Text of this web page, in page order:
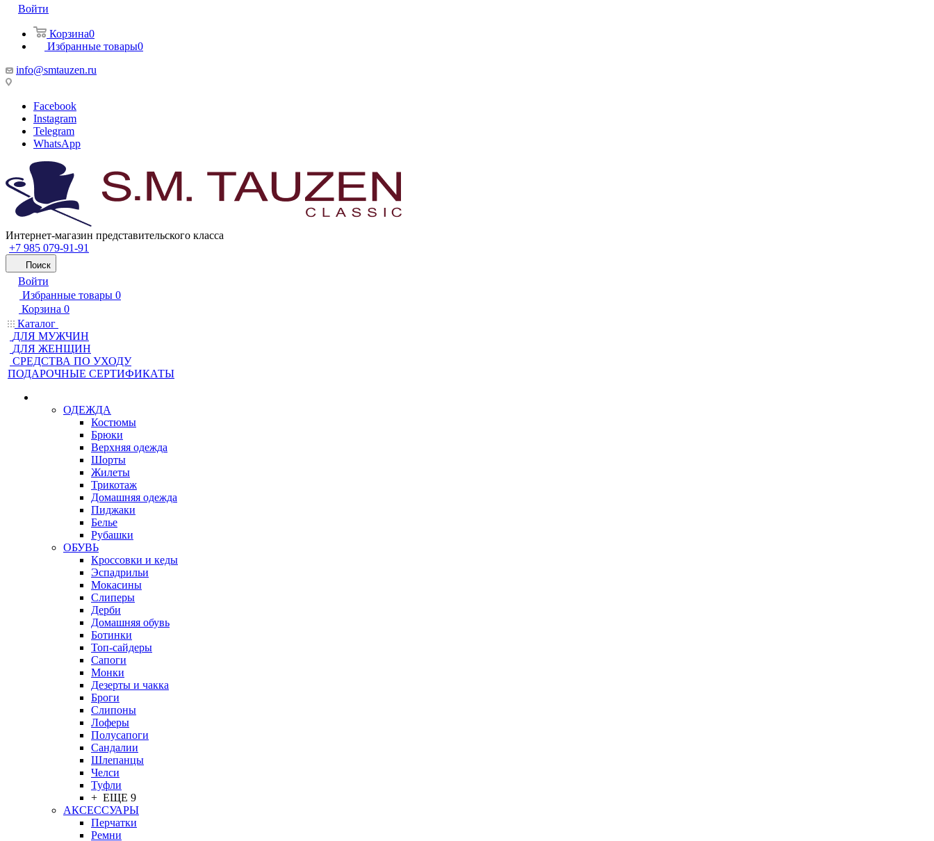
Войти
Корзина0
Избранные товары0
info@smtauzen.ru
Facebook
Instagram
Telegram
WhatsApp
Интернет-магазин представительского класса
+7 985 079-91-91
Поиск
Войти
Избранные товары 0
Корзина 0
Каталог
ДЛЯ МУЖЧИН
ДЛЯ ЖЕНЩИН
CРЕДСТВА ПО УХОДУ
ПОДАРОЧНЫЕ СЕРТИФИКАТЫ
ОДЕЖДА
Костюмы
Брюки
Верхняя одежда
Шорты
Жилеты
Трикотаж
Домашняя одежда
Пиджаки
Белье
Рубашки
ОБУВЬ
Кроссовки и кеды
Эспадрильи
Мокасины
Слиперы
Дерби
Домашняя обувь
Ботинки
Топ-сайдеры
Сапоги
Монки
Дезерты и чакка
Броги
Слипоны
Лоферы
Полусапоги
Сандалии
Шлепанцы
Челси
Туфли
+ ЕЩЕ 9
АКСЕССУАРЫ
Перчатки
Ремни